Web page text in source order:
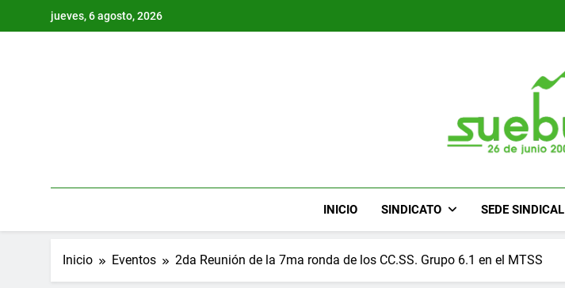
jueves, 6 agosto, 2026
SUEBU
INICIO SINDICATO SEDE SINDICAL
Inicio Eventos 2da Reunión de la 7ma ronda de los CC.SS. Grupo 6.1 en el MTSS